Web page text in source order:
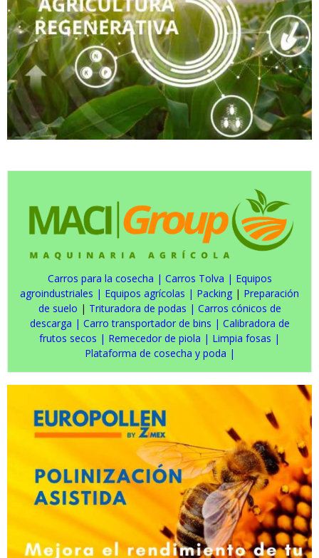
Carros para la cosecha | Carros Tolva | Equipos
agroindustriales | Equipos agrícolas | Packing | Preparación
de suelo | Trituradora de podas | Carros cónicos de
descarga | Carro transportador de bins | Calibradora de
frutos secos | Remecedor de piola | Limpia fosas |
Plataforma de cosecha y poda |